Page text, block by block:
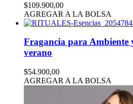
$109.900,00
AGREGAR A LA BOLSA
Fragancia para Ambiente
verano
$54.900,00
AGREGAR A LA BOLSA